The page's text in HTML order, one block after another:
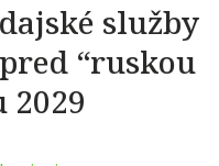
služby
“ruskou
2029